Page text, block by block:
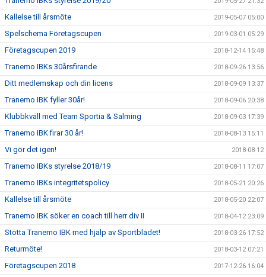
Kallelse till årsmöte 2019-05-07 05:00
Spelschema Företagscupen 2019-03-01 05:29
Företagscupen 2019 2018-12-14 15:48
Tranemo IBKs 30årsfirande 2018-09-26 13:56
Ditt medlemskap och din licens 2018-09-09 13:37
Tranemo IBK fyller 30år! 2018-09-06 20:38
Klubbkväll med Team Sportia & Salming 2018-09-03 17:39
Tranemo IBK firar 30 år! 2018-08-13 15:11
Vi gör det igen! 2018-08-12
Tranemo IBKs styrelse 2018/19 2018-08-11 17:07
Tranemo IBKs integritetspolicy 2018-05-21 20:26
Kallelse till årsmöte 2018-05-20 22:07
Tranemo IBK söker en coach till herr div II 2018-04-12 23:09
Stötta Tranemo IBK med hjälp av Sportbladet! 2018-03-26 17:52
Returmöte! 2018-03-12 07:21
Företagscupen 2018 2017-12-26 16:04